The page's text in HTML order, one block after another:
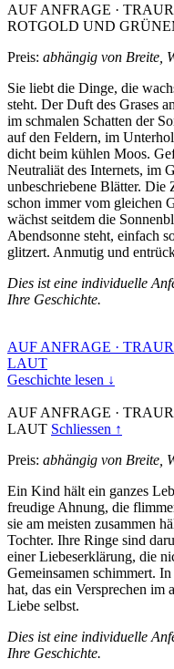
AUF ANFRAGE ·
ROTGOLD UND
Preis: abhängig von Breite,
Sie liebt die Dinge, die
steht. Der Duft des Grases
im schmalen Schatten der
auf den Feldern, im
dicht beim kühlen Moos.
Neutraliät des Internets, im
unbeschriebene Blätter. Die
schon immer vom gleichen
wächst seitdem die
Abendsonne steht, einfach
glitzert. Anmutig und
Dies ist eine individuelle
Ihre Geschichte.
AUF ANFRAGE ·
LAUT
Geschichte lesen ↓
AUF ANFRAGE ·
LAUT Schliessen ↑
Preis: abhängig von Breite,
Ein Kind hält ein ganzes
freudige Ahnung, die
sie am meisten zusammen
Tochter. Ihre Ringe sind
einer Liebeserklärung, die
Gemeinsamen schimmert.
hat, das ein Versprechen im
Liebe selbst.
Dies ist eine individuelle
Ihre Geschichte.